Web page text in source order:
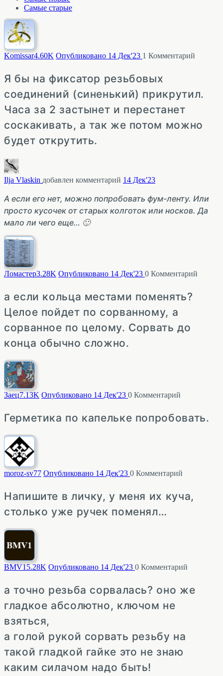
Самые старые
Komissar4.60K Опубликовано 14 Дек'23 1 Комментарий
Я бы на фиксатор резьбовых
соединений (синенький) прикрутил.
Часа за 2 застынет и перестанет
соскакивать, а так же потом можно
будет открутить.
Ilja Vlaskin добавлен комментарий 14 Дек'23
А если его нет, можно попробовать фум-ленту. Или
просто кусочек от старых колготок или носков. Да
мало ли чего еще… 🙂
Ломастер3.28K Опубликовано 14 Дек'23 0 Комментарий
а если кольца местами поменять?
Целое пойдет по сорванному, а
сорванное по целому. Сорвать до
конца обычно сложно.
Заец7.13K Опубликовано 14 Дек'23 0 Комментарий
Герметика по капельке попробовать.
moroz-sv77 Опубликовано 14 Дек'23 0 Комментарий
Напишите в личку, у меня их куча,
столько уже ручек поменял…
BMV1 5.28K Опубликовано 14 Дек'23 0 Комментарий
а точно резьба сорвалась? оно же
гладкое абсолютно, ключом не
взяться,
а голой рукой сорвать резьбу на
такой гладкой гайке это не знаю
каким силачом надо быть!